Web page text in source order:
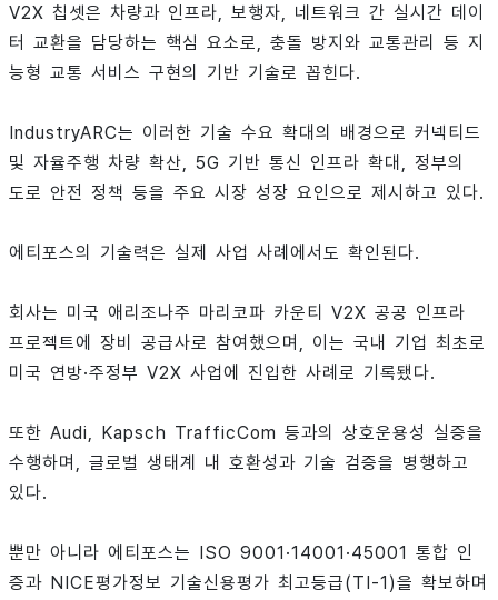
V2X 칩셋은 차량과 인프라, 보행자, 네트워크 간 실시간 데이
터 교환을 담당하는 핵심 요소로, 충돌 방지와 교통관리 등 지
능형 교통 서비스 구현의 기반 기술로 꼽힌다.
IndustryARC는 이러한 기술 수요 확대의 배경으로 커넥티드
및 자율주행 차량 확산, 5G 기반 통신 인프라 확대, 정부의
도로 안전 정책 등을 주요 시장 성장 요인으로 제시하고 있다.
에티포스의 기술력은 실제 사업 사례에서도 확인된다.
회사는 미국 애리조나주 마리코파 카운티 V2X 공공 인프라
프로젝트에 장비 공급사로 참여했으며, 이는 국내 기업 최초로
미국 연방·주정부 V2X 사업에 진입한 사례로 기록됐다.
또한 Audi, Kapsch TrafficCom 등과의 상호운용성 실증을
수행하며, 글로벌 생태계 내 호환성과 기술 검증을 병행하고
있다.
뿐만 아니라 에티포스는 ISO 9001·14001·45001 통합 인
증과 NICE평가정보 기술신용평가 최고등급(TI-1)을 확보하며